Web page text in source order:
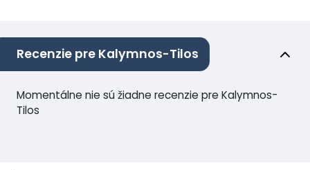
Recenzie pre Kalymnos-Tilos
Momentálne nie sú žiadne recenzie pre Kalymnos-
Tilos